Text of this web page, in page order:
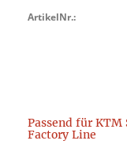
ArtikelNr.:
Passend für KTM
Factory Line